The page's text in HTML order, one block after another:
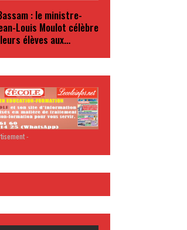
: le ministre-
Louis Moulot célèbre
élèves aux…
-